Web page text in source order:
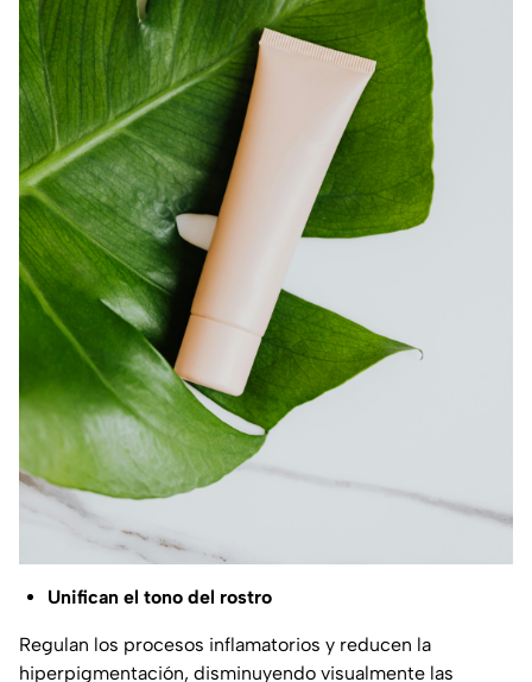
Unifican el tono del rostro
Regulan los procesos inflamatorios y reducen la
hiperpigmentación, disminuyendo visualmente las